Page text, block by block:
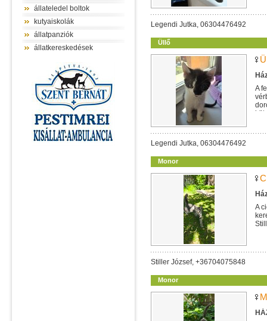
állateledel boltok
kutyaiskolák
állatpanziók
állatkereskedések
Legendi Jutka, 06304476492
Üllő
A
Legendi Jutka, 06304476492
Monor
A
Stiller József, +36704075848
Monor